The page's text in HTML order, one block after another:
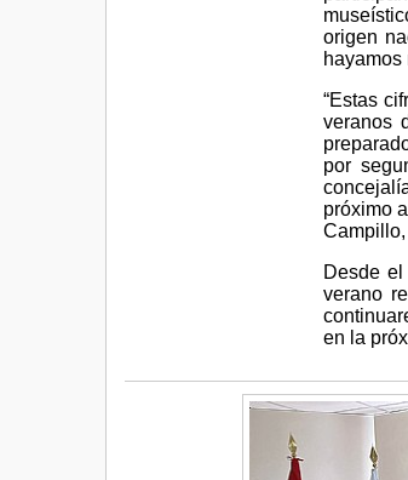
origen
“Estas
veranos
por
próximo
Desde
verano
en la